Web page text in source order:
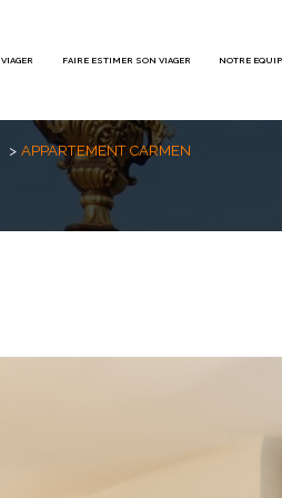
FAIRE ESTIMER SON VIAGER NOTRE
1annonces
APPARTEMENT CARMEN